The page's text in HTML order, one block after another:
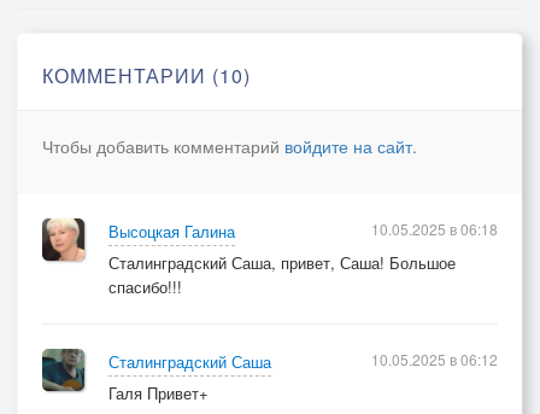
КОММЕНТАРИИ (10)
Чтобы добавить комментарий войдите на сайт.
Высоцкая Галина
Сталинградский Саша, привет, Саша! Большое
спасибо!!!
10.05.2025 в 06:18
Сталинградский Саша
Галя Привет+
10.05.2025 в 06:12